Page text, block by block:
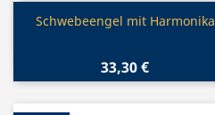
Vorschau
Schwebeengel mit Harmonika
33,30 €